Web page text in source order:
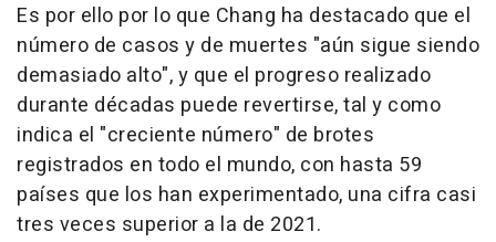
Es por ello por lo que Chang ha destacado que el
número de casos y de muertes "aún sigue siendo
demasiado alto", y que el progreso realizado
durante décadas puede revertirse, tal y como
indica el "creciente número" de brotes
registrados en todo el mundo, con hasta 59
países que los han experimentado, una cifra casi
tres veces superior a la de 2021.